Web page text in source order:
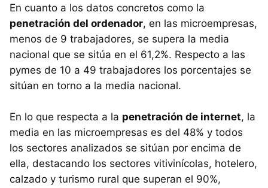
En cuanto a los datos concretos como la
penetración del ordenador, en las microempresas,
menos de 9 trabajadores, se supera la media
nacional que se sitúa en el 61,2%. Respecto a las
pymes de 10 a 49 trabajadores los porcentajes se
sitúan en torno a la media nacional.
En lo que respecta a la penetración de internet, la
media en las microempresas es del 48% y todos
los sectores analizados se sitúan por encima de
ella, destacando los sectores vitivinícolas, hotelero,
calzado y turismo rural que superan el 90%,